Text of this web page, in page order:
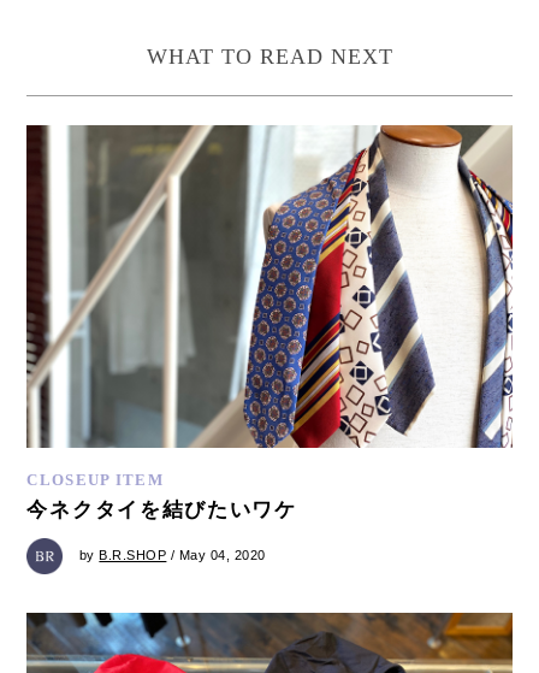
WHAT TO READ NEXT
CLOSEUP ITEM
今ネクタイを結びたいワケ
byB.R.SHOP / May 04, 2020